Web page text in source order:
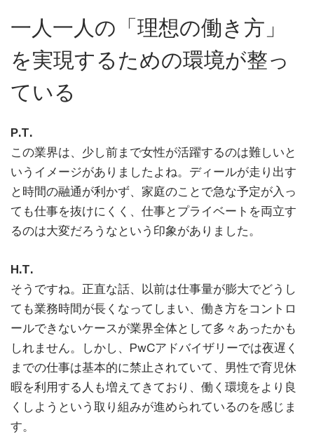
一人一人の「理想の働き方」
を実現するための環境が整っ
ている
P.T.
この業界は、少し前まで女性が活躍するのは難しいと
いうイメージがありましたよね。ディールが走り出す
と時間の融通が利かず、家庭のことで急な予定が入っ
ても仕事を抜けにくく、仕事とプライベートを両立す
るのは大変だろうなという印象がありました。
H.T.
そうですね。正直な話、以前は仕事量が膨大でどうし
ても業務時間が長くなってしまい、働き方をコントロ
ールできないケースが業界全体として多々あったかも
しれません。しかし、PwCアドバイザリーでは夜遅く
までの仕事は基本的に禁止されていて、男性で育児休
暇を利用する人も増えてきており、働く環境をより良
くしようという取り組みが進められているのを感じま
す。